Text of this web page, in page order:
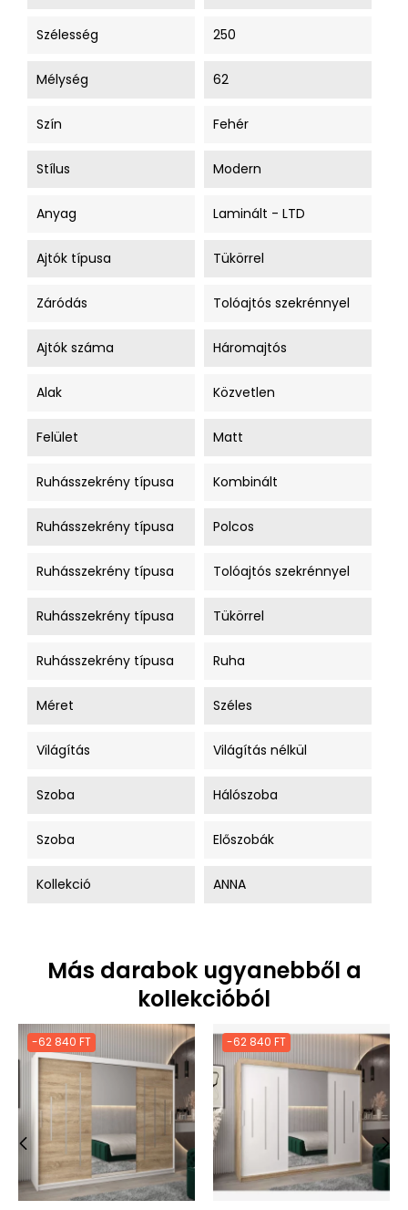
Szélesség 250
Mélység 62
Szín Fehér
Stílus Modern
Anyag Laminált - LTD
Ajtók típusa Tükörrel
Záródás Tolóajtós szekrénnyel
Ajtók száma Háromajtós
Alak Közvetlen
Felület Matt
Ruhásszekrény típusa Kombinált
Ruhásszekrény típusa Polcos
Ruhásszekrény típusa Tolóajtós szekrénnyel
Ruhásszekrény típusa Tükörrel
Ruhásszekrény típusa Ruha
Méret Széles
Világítás Világítás nélkül
Szoba Hálószoba
Szoba Előszobák
Kollekció ANNA
Más darabok ugyanebből a
kollekcióból
-62 840 FT -62 840 FT
‹